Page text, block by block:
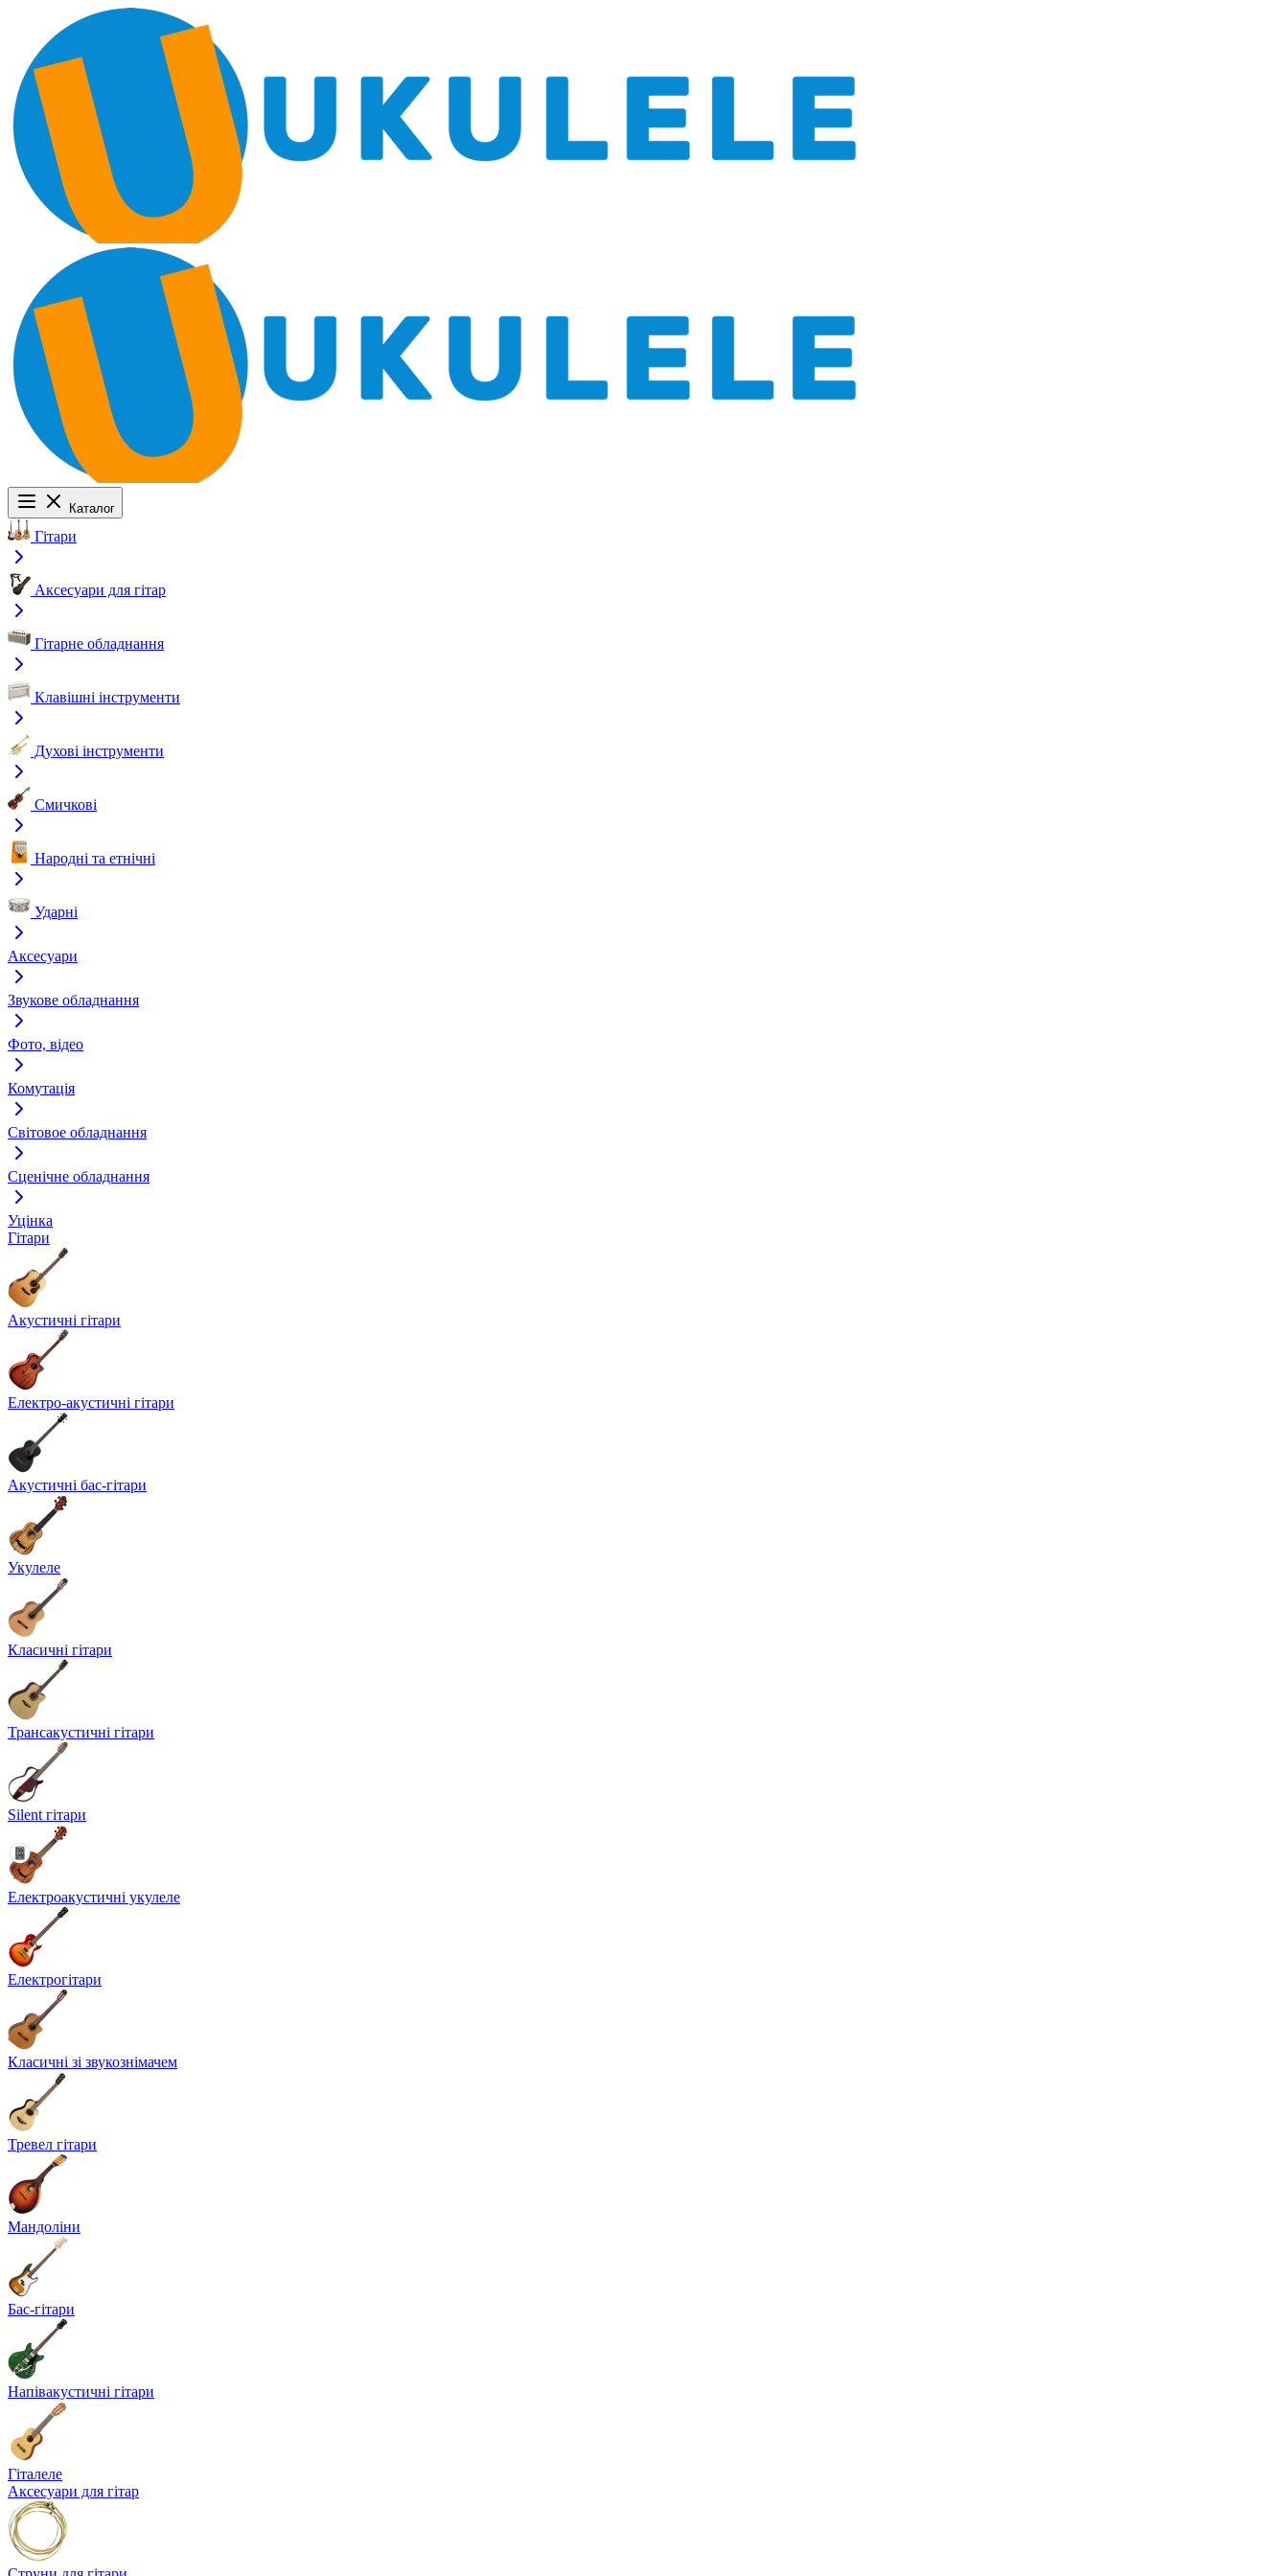
Каталог
Гітари
Аксесуари для гітар
Гітарне обладнання
Клавішні інструменти
Духові інструменти
Смичкові
Народні та етнічні
Ударні
Аксесуари
Звукове обладнання
Фото, відео
Комутація
Світовое обладнання
Сценічне обладнання
Уцінка
Гітари
Акустичні гітари
Електро-акустичні гітари
Акустичні бас-гітари
Укулеле
Класичні гітари
Трансакустичні гітари
Silent гітари
Електроакустичні укулеле
Електрогітари
Класичні зі звукознімачем
Тревел гітари
Мандоліни
Бас-гітари
Напівакустичні гітари
Гіталеле
Аксесуари для гітар